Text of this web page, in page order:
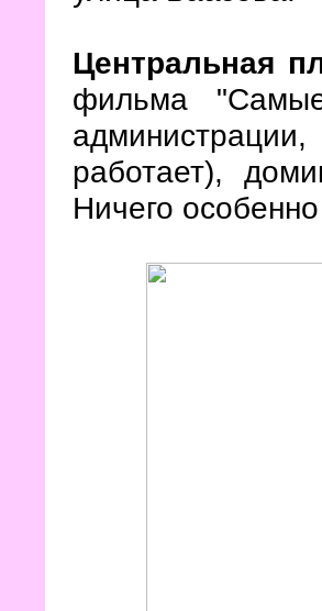
Центральная
фильма
работает),
Ничего